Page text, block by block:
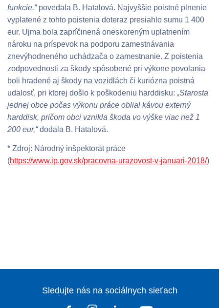
funkcie,“povedala B. Hatalová. Najvyššie poistné plnenie
vyplatené z tohto poistenia doteraz presiahlo sumu 1 400
eur. Ujma bola zapríčinená oneskoreným uplatnením
nároku na príspevok na podporu zamestnávania
znevýhodneného uchádzača o zamestnanie. Z poistenia
zodpovednosti za škody spôsobené pri výkone povolania
boli hradené aj škody na vozidlách či kuriózna poistná
udalosť, pri ktorej došlo k poškodeniu harddisku: „Starosta
jednej obce počas výkonu práce oblial kávou externý
harddisk, pričom obci vznikla škoda vo výške viac než 1
200 eur,“dodala B. Hatalová.
* Zdroj: Národný inšpektorát práce
(https://www.ip.gov.sk/pracovna-urazovost-v-januari-2018/)
Sledujte nás na sociálnych sieťach